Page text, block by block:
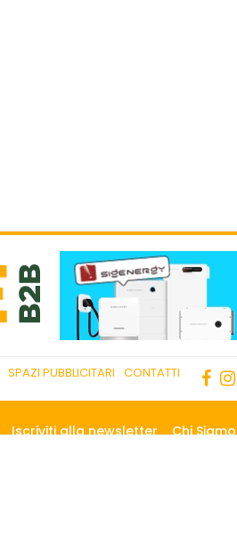
SPAZI PUBBLICITARI CONTATTI
Iscriviti alla newsletter Chi Siamo